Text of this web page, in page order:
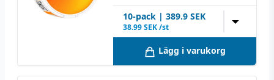
10-pack | 389.9 SEK
38.99SEK /st
▼
Lägg i varukorg